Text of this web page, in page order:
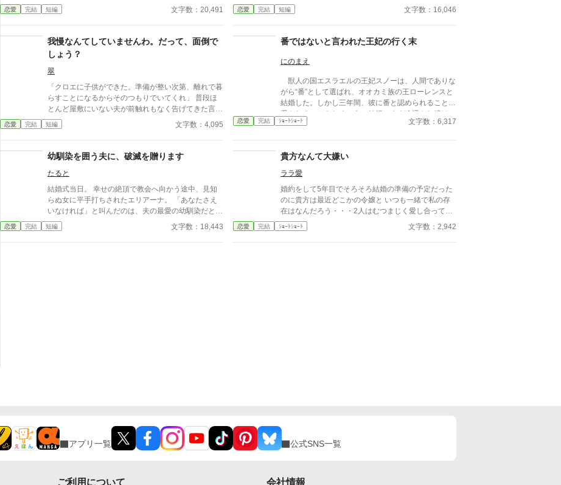
ラー無し
恋愛 完結 短編 文字数：20,491
名だ。私も憧れていた1人だった。 そんな彼との婚約
が成立した。それは彼の行動で私が傷を負ったから
彼はプロポーズをしてくれた。その瞬間憧れが好きに
なっていた。 婚約して6ヶ月、接点のほとんどない2
人だが少しずつ距離も縮まり幸せな日々を送ってい
てくる話を聞いて彼が私との婚約を「最悪だ」と後悔
しているのを聞いてしまった。
恋愛 完結 短編 文字数：16,046
我慢なんてしていませんわ。だって、面倒で
しょう？
翠
「クロエに子供ができた。準備が整い次第、離れで暮
らすことになるからそのつもりでいてくれ」 普段ほ
とんど屋敷にいない夫が前触れもなく告げてきた言葉
をきっかけに、レティシアは“三年間”の契約を終わら
せることにした。 赤の他人を屋敷に迎えることはし
って、面倒でしょう？」 不誠実な夫も、無意味な結
婚も、 この際すべて切り捨ててしまいましょう。
恋愛 完結 短編 文字数：4,095
番ではないと言われた王妃の行く末
にのまえ
獣人の国エスラエルの王妃スノーは、人間でありな
がら“番”として選ばれ、オオカミ族の王ローレンスと
結婚した。しかし三年間、彼に番と認められることも
愛されることもなく、白い結婚のまま冷遇され続け
る。 それでも王妃として国に尽くしてきたスノー
たスノーは離縁を決意し、国を去ろうとする。 し
かしその道中、レイアー嬢の実家の襲撃に遭い、スノ
ーは命を落とす寸前、自身の命と引き換えに広域回復
魔法で多くの命を救う。 これでスノーの、人生は
終わりのはずだった。 だが次に目を覚ますと、ス
ノーは三年前の結婚式当日に戻っていた。何度死んで
も、何度拒絶しても、結婚式の誓いの瞬間へと戻され
る。 番から逃れようと、スノーは何度も死を選ぶ
恋愛 完結 ｼｮｰﾄｼｮｰﾄ 文字数：6,317
幼馴染を囲う夫に、破滅を贈ります
たると
結婚式当日。 幸せの絶頂で教会へ向かう途中、見知
らぬ女に平手打ちされたエリアーナ。 「あなたさえ
いなければ」と叫んだのは、夫の最愛の幼馴染だとい
う女。 それでも経済的に困窮する実家を救うため、
エリアーナは泣き寝入りするしかなかった。
恋愛 完結 短編 文字数：18,443
貴方なんて大嫌い
ララ愛
婚約をして5年目でそろそろ結婚の準備の予定だった
のに貴方は最近どこかの令嬢と いつも一緒で私の存
在はなんだろう・・・2人はむつまじく愛し合ってい
るとみんなが言っている それなら私はもういいで
す・・・貴方なんて大嫌い
恋愛 完結 ｼｮｰﾄｼｮｰﾄ 文字数：2,942
アプリ一覧 公式SNS一覧
ご利用について 会社情報